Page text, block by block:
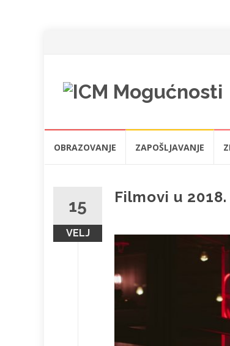
OBRAZOVANJE ZAPOŠLJAVANJE
15
VELJ
Filmovi u